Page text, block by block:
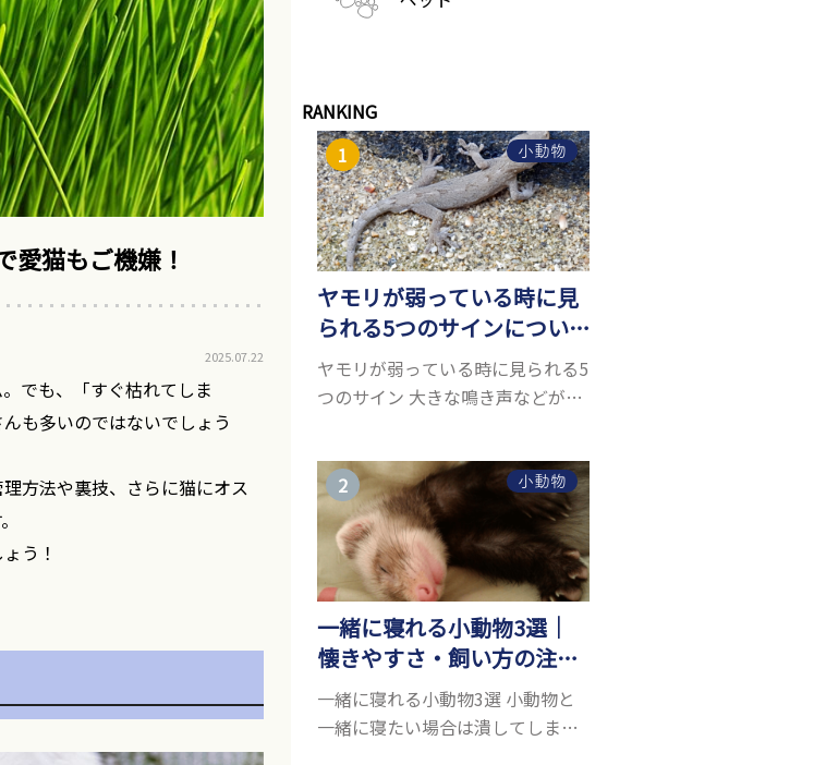
愛猫もご機嫌！
2025.07.22
でも、「すぐ枯れてしま
も多いのではないでしょう
方法や裏技、さらに猫にオス
う！
RANKING
小動物
ヤモリが弱っている時に見
られる5つのサインについ
て詳しくご紹介！
ヤモリが弱っている時に見られる5
つのサイン 大きな鳴き声などがな
して人気が高まっているヤモリを
お迎えしたいと思う人も多いので
はないでしょうか...
小動物
一緒に寝れる小動物3選｜
懐きやすさ・飼い方の注意
点まで完全網羅！
一緒に寝れる小動物3選 小動物と
一緒に寝たい場合は潰してしまう